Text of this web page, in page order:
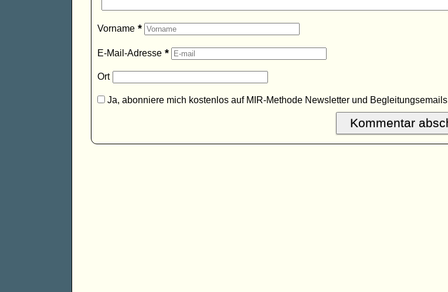
Vorname *
E-Mail-Adresse *
Ort
Ja, abonniere mich kostenlos auf MIR-Methode Newsletter und Begleitungsemails